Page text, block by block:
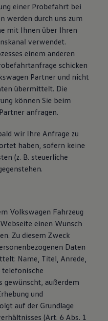
einer Probefahrt bei
werden durch uns zum
mit Ihnen über Ihren
verwendet.
einem anderen
schicken
Partner und nicht
übermittelt. Die
können Sie beim
anfragen.
wir Ihre Anfrage zu
haben, sofern keine
(z. B. steuerliche
Volkswagen Fahrzeug
einen Wunsch
Zu diesem Zweck
Daten
Name, Titel, Anrede,
telefonische
gewünscht, außerdem
und
auf der Grundlage
(Art. 6 Abs. 1